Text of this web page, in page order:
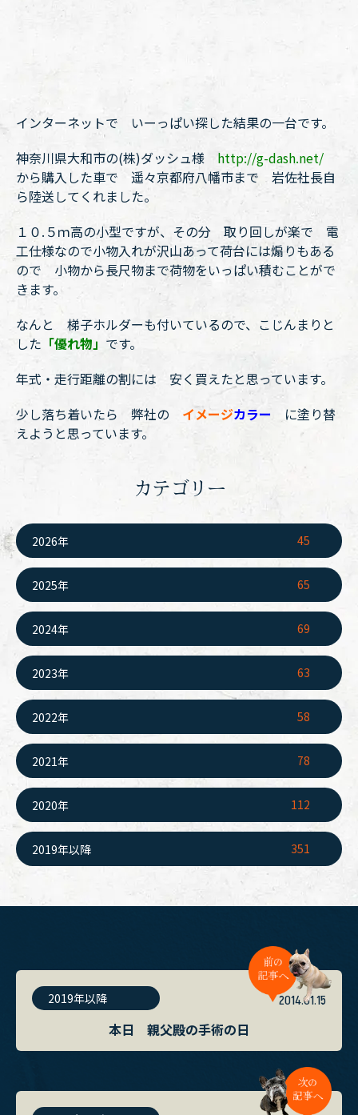
インターネットで いーっぱい探した結果の一台です。
神奈川県大和市の(株)ダッシュ様
http://g-dash.net/
から購入した車で 遥々京都府八幡市まで 岩佐社長自
ら陸送してくれました。
１０.５ｍ高の小型ですが、その分 取り回しが楽で 電
工仕様なので小物入れが沢山あって荷台には煽りもある
ので 小物から長尺物まで荷物をいっぱい積むことがで
きます。
なんと 梯子ホルダーも付いているので、こじんまりと
した 「優れ物」 です。
年式・走行距離の割には 安く買えたと思っています。
少し落ち着いたら 弊社の イメージカラー
に塗り替
えようと思っています。
カテゴリー
2026年 45
2025年 65
2024年 69
2023年 63
2022年 58
2021年 78
2020年 112
2019年以降 351
2019年以降 2014.01.15
本日 親父殿の手術の日